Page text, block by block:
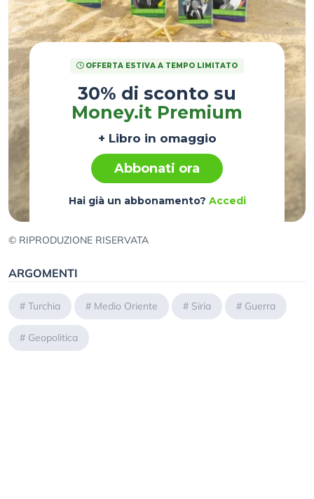
OFFERTA ESTIVA A TEMPO LIMITATO
30% di sconto su
Money.it Premium
+ Libro in omaggio
Abbonati ora
Hai già un abbonamento? Accedi
© RIPRODUZIONE RISERVATA
ARGOMENTI
# Turchia # Medio Oriente # Siria # Guerra
# Geopolitica